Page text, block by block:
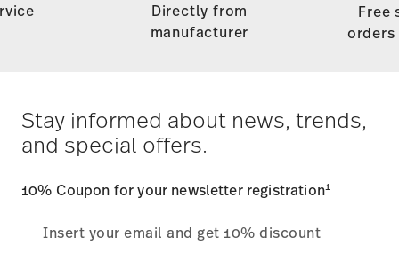
Directly from
manufacturer
Free
Stay informed about news, trends,
and special offers.
10% Coupon for your newsletter registration1